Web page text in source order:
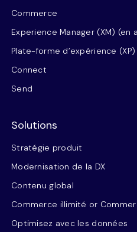
Commerce
Experience Manager (XM) (en
Plate-forme d’expérience (XP)
Connect
Send
Solutions
Stratégie produit
Modernisation de la DX
Contenu global
Commerce illimité or
Optimisez avec les données